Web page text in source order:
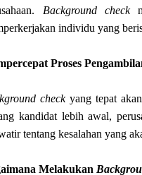
Background check
individu yang
Proses
checkyang tepat
kandidat lebih awal,
tentang kesalahan yang
Melakukan